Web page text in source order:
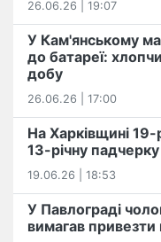
26.06.26 | 19:07
У Кам'янському
до батареї:
добу
26.06.26 | 17:00
На Харківщині 19-
13-річну
19.06.26 | 18:53
У Павлограді
вимагав привезти